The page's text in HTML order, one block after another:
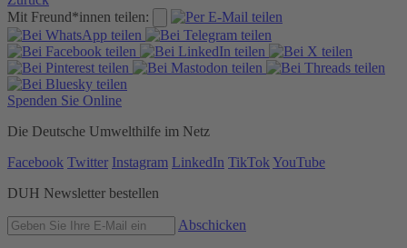
Mit Freund*innen teilen:
Spenden Sie Online
Die Deutsche Umwelthilfe im Netz
Facebook Twitter Instagram LinkedIn TikTok YouTube
DUH Newsletter bestellen
Abschicken